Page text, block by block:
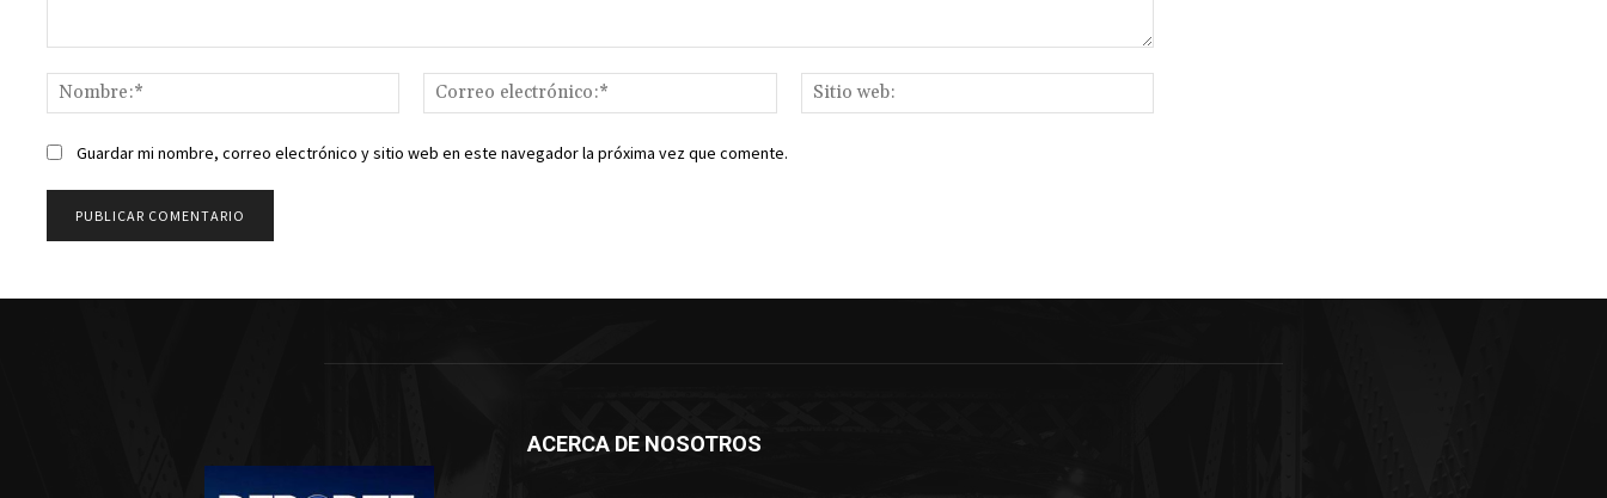
Nombre:*
Correo
electrónico:*
web:
Guardar mi nombre, correo electrónico y sitio web en este navegador la próxima vez que comente.
ACERCA DE NOSOTROS